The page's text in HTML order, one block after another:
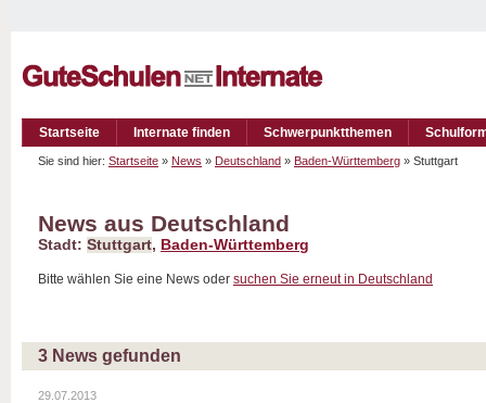
Startseite Internate finden Schwerpunktthemen
Sie sind hier: Startseite » News » Deutschland » Baden-Württemberg » Stuttgart
News aus Deutschland
Stadt: Stuttgart, Baden-Württemberg
Bitte wählen Sie eine News oder suchen Sie erneut in Deutschland
3 News gefunden
29.07.2013